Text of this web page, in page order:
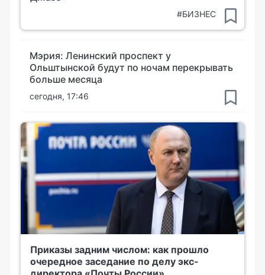
#БИЗНЕС
Мэрия: Ленинский проспект у
Ольштынской будут по ночам перекрывать
больше месяца
сегодня, 17:46
Приказы задним числом: как прошло
очередное заседание по делу экс-